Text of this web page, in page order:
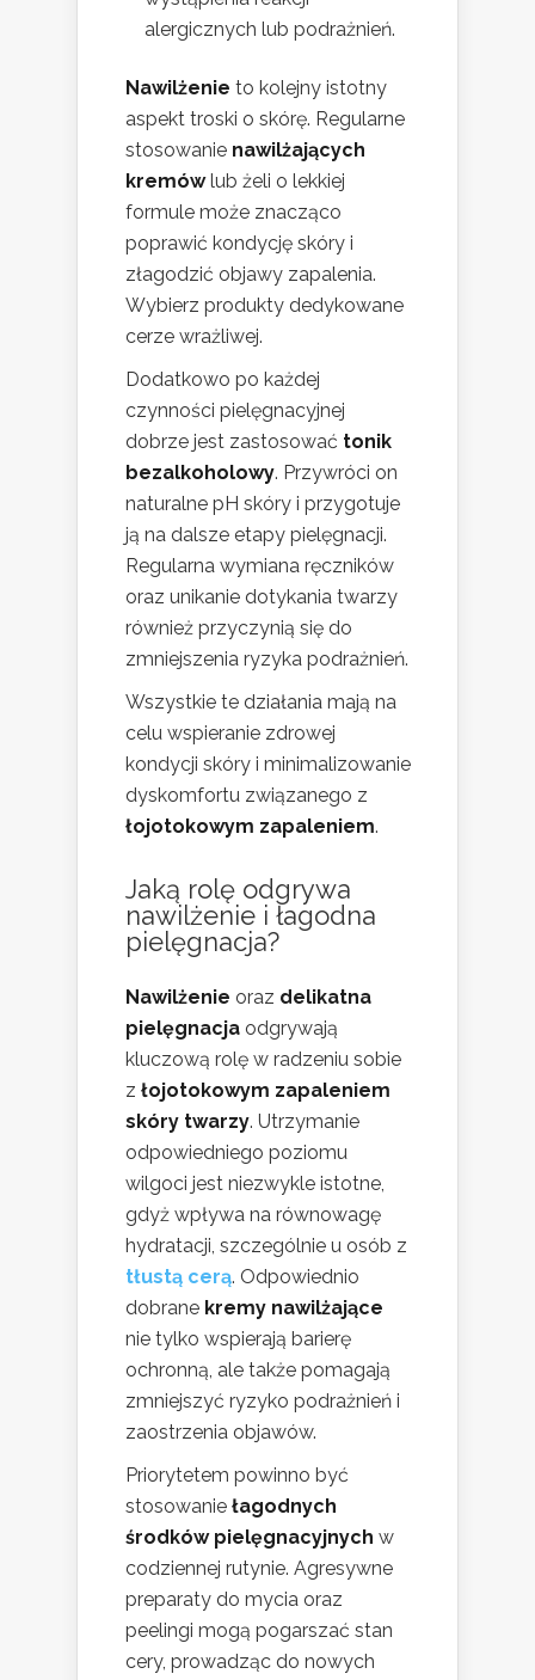
alergicznych lub podrażnień.
Nawilżenie to kolejny istotny
aspekt troski o skórę. Regularne
stosowanie nawilżających
kremówlub żeli o lekkiej
formule może znacząco
poprawić kondycję skóry i
złagodzić objawy zapalenia.
Wybierz produkty dedykowane
cerze wrażliwej.
Dodatkowo po każdej
czynności pielęgnacyjnej
dobrze jest zastosować tonik
bezalkoholowy. Przywróci on
naturalne pH skóry i przygotuje
ją na dalsze etapy pielęgnacji.
Regularna wymiana ręczników
oraz unikanie dotykania twarzy
również przyczynią się do
zmniejszenia ryzyka podrażnień.
Wszystkie te działania mają na
celu wspieranie zdrowej
kondycji skóry i minimalizowanie
dyskomfortu związanego z
łojotokowym zapaleniem.
Jaką rolę odgrywa
nawilżenie i łagodna
pielęgnacja?
Nawilżenie oraz delikatna
pielęgnacja odgrywają
kluczową rolę w radzeniu sobie
z łojotokowym zapaleniem
skóry twarzy. Utrzymanie
odpowiedniego poziomu
wilgoci jest niezwykle istotne,
gdyż wpływa na równowagę
hydratacji, szczególnie u osób z
tłustą cerą. Odpowiednio
dobrane kremy nawilżające
nie tylko wspierają barierę
ochronną, ale także pomagają
zmniejszyć ryzyko podrażnień i
zaostrzenia objawów.
Priorytetem powinno być
stosowanie łagodnych
środków pielęgnacyjnych w
codziennej rutynie. Agresywne
preparaty do mycia oraz
peelingi mogą pogarszać stan
cery, prowadząc do nowych